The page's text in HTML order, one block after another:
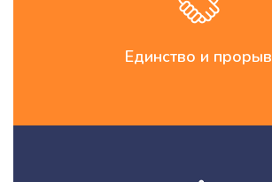
Единство и прорыв